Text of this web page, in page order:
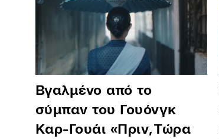
Βγαλμένο από το
σύμπαν του Γουόνγκ
Καρ-Γουάι «Πριν, Τώρα